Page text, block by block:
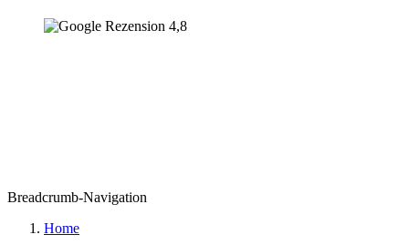
Breadcrumb-Navigation
Home